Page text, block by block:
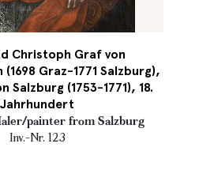
Christoph Graf von
Graz-1771 Salzburg),
Salzburg (1753-1771), 18.
Jahrhundert
painter from Salzburg
Inv.-Nr. 123